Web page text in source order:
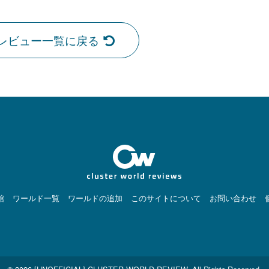
ビュー一覧に戻る
ワールド一覧 ワールドの追加 このサイトについて お問い合わせ